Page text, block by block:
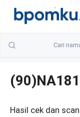
Skip
Hasil cek dan